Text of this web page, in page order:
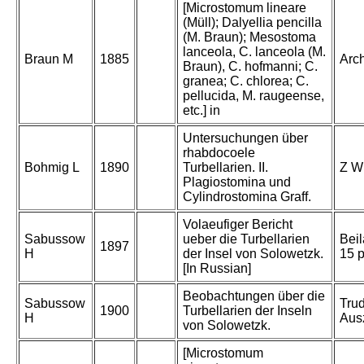
Braun M 1885
[Microstomum lineare
(Müll); Dalyellia pencilla
(M. Braun); Mesostoma
lanceola, C. lanceola (M.
Braun), C. hofmanni; C.
granea; C. chlorea; C.
pellucida, M. raugeense,
etc.] in
Bohmig L 1890
Untersuchungen über
rhabdocoele
Turbellarien. II.
Plagiostomina und
Cylindrostomina Graff.
Z
Sabussow
H
1897
Volaeufiger Bericht
ueber die Turbellarien
der Insel von Solowetzk.
[In Russian]
15
Sabussow
H
1900
Beobachtungen über die
Turbellarien der Inseln
von Solowetzk.
[Microstomum